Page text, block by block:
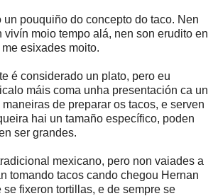
un pouquiño do concepto do taco. Nen
vivín moio tempo alá, nen son erudito en
esixades moito.
é considerado un plato, pero eu
máis coma unha presentación ca un
de preparar os tacos, e serven
hai un tamaño específico, poden
ser grandes.
mexicano, pero non vaiades a
tomando tacos cando chegou Hernan
se fixeron tortillas, e de sempre se